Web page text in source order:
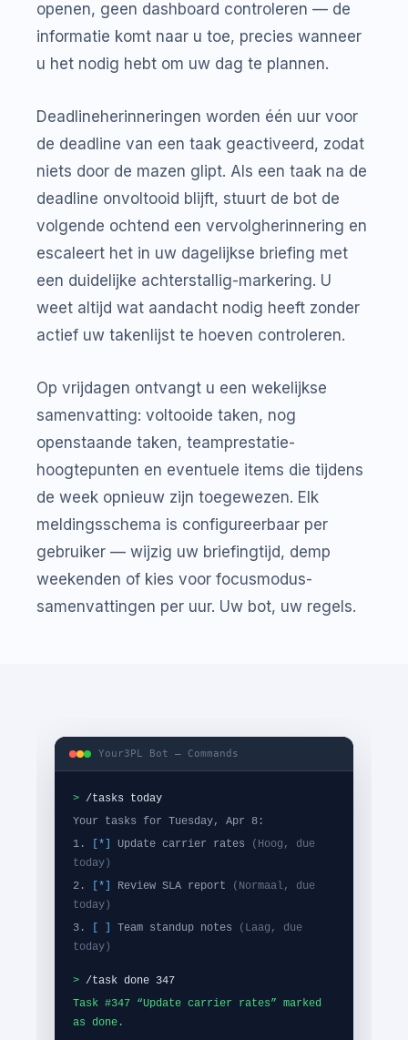
openen, geen dashboard controleren — de
informatie komt naar u toe, precies wanneer
u het nodig hebt om uw dag te plannen.
Deadlineherinneringen worden één uur voor
de deadline van een taak geactiveerd, zodat
niets door de mazen glipt. Als een taak na de
deadline onvoltooid blijft, stuurt de bot de
volgende ochtend een vervolgherinnering en
escaleert het in uw dagelijkse briefing met
een duidelijke achterstallig-markering. U
weet altijd wat aandacht nodig heeft zonder
actief uw takenlijst te hoeven controleren.
Op vrijdagen ontvangt u een wekelijkse
samenvatting: voltooide taken, nog
openstaande taken, teamprestatie-
hoogtepunten en eventuele items die tijdens
de week opnieuw zijn toegewezen. Elk
meldingsschema is configureerbaar per
gebruiker — wijzig uw briefingtijd, demp
weekenden of kies voor focusmodus-
samenvattingen per uur. Uw bot, uw regels.
Your3PL Bot — Commands
> /tasks today
Your tasks for Tuesday, Apr 8:
1.
[*] Update carrier rates
(Hoog, due
today)
2.
[*] Review SLA report
(Normaal, due
today)
3.
Team standup notes
(Laag, due
today)
> /task done 347
Task #347 “Update carrier rates” marked
as done.